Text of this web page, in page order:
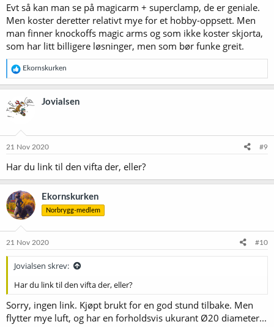
Evt så kan man se på magicarm + superclamp, de er geniale.
Men koster deretter relativt mye for et hobby-oppsett. Men
man finner knockoffs magic arms og som ikke koster skjorta,
som har litt billigere løsninger, men som bør funke greit.
R
e
a
s
j
e
Ekornskurken
Jovialsen
21 Nov 2020 #9
Har du link til den vifta der, eller?
Ekornskurken
Norbrygg-medlem
21 Nov 2020 #10
Jovialsen skrev:
Har du link til den vifta der, eller?
Sorry, ingen link. Kjøpt brukt for en god stund tilbake. Men
flytter mye luft, og har en forholdsvis ukurant Ø20 diameter...